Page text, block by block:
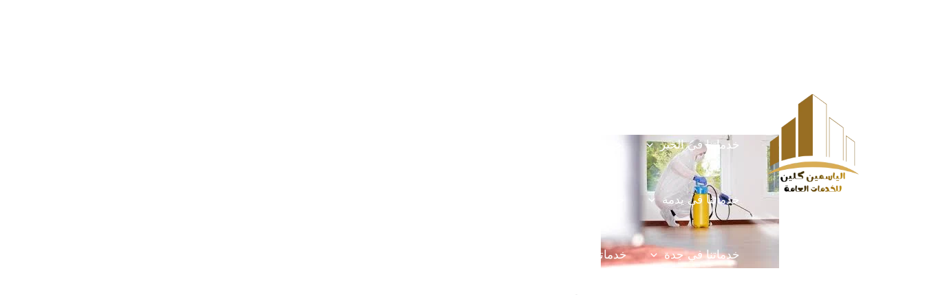
خدماتنا في الخبر
خدماتنا في يدمه
خدماتنا في جدة خدماتنا في المدينة المنورة